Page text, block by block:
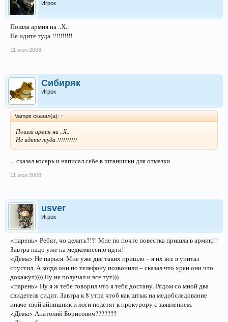
Игрок
Пошла армия на ..Х..
Не идите туда !!!!!!!!!!
11 июл 2008
Сибиряк
Игрок
Vampir сказал(а): ↑
Пошла армия на ..Х..
Не идите туда !!!!!!!!!!
... сказал косарь и написал себе в штанишки для отмазки
11 июл 2008
usver
Игрок
<парень> Ребят, чо делать?!?! Мне по почте повестка пришла в армию!!
Завтра надо уже на медкомиссию идти!
<Дёма> Не парься. Мне уже две таких пришло – я их все в унитаз
спустил. А когда они по телефону позвонили – сказал что хрен они что
докажут)))) Ну не получал и все тут)))
<парень> Ну я ж тебе говорил что я тебя достану. Рядом со мной два
свидетеля сидит. Завтра к 8 утра чтоб как штык на медобследование
иначе твой айпишник и логи полетят к прокурору с заявлением.
<Дёма> Анатолий Борисович???????